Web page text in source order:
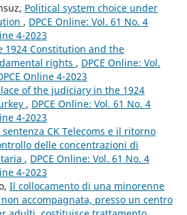
Political system choice under
, DPCE Online: Vol. 61 No. 4
4-2023
1924 Constitution and the
rights , DPCE Online: Vol.
Online 4-2023
of the judiciary in the 1924
, DPCE Online: Vol. 61 No. 4
4-2023
sentenza CK Telecoms e il ritorno
delle concentrazioni di
, DPCE Online: Vol. 61 No. 4
4-2023
Il collocamento di una minorenne
accompagnata, presso un centro